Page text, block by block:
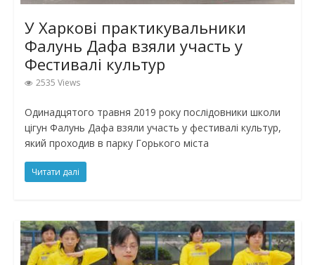
У Харкові практикувальники
Фалунь Дафа взяли участь у
Фестивалі культур
2535 Views
Одинадцятого травня 2019 року послідовники школи
цігун Фалунь Дафа взяли участь у фестивалі культур,
який проходив в парку Горького міста
Читати далі